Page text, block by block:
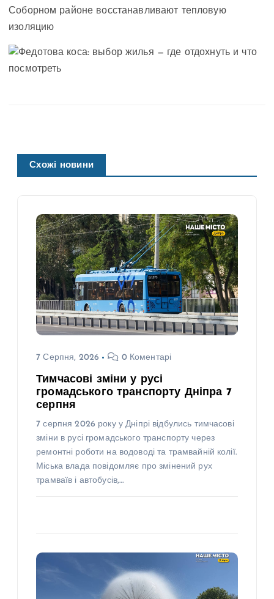
Схожі новини
7 Серпня, 2026 0 Коментарі
Тимчасові зміни у русі
громадського транспорту Дніпра 7
серпня
7 серпня 2026 року у Дніпрі відбулись тимчасові
зміни в русі громадського транспорту через
ремонтні роботи на водоводі та трамвайній колії.
Міська влада повідомляє про змінений рух
трамваїв і автобусів,…